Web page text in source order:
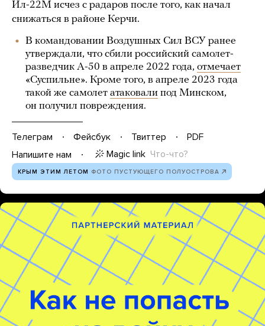
Ил-22М исчез с радаров после того, как начал
снижаться в районе Керчи.
В командовании Воздушных Сил ВСУ ранее
утверждали, что сбили российский самолет-
разведчик А-50 в апреле 2022 года, отмечает
«Суспильне». Кроме того, в апреле 2023 года
такой же самолет атаковали под Минском,
он получил повреждения.
Телеграм Фейсбук Твиттер
PDF
Напишите нам
Magic link Что-что?
КРЫМ ЭТИМ ЛЕТОМ ФОТО ПУСТУЮЩЕГО ПОЛУОСТРОВА